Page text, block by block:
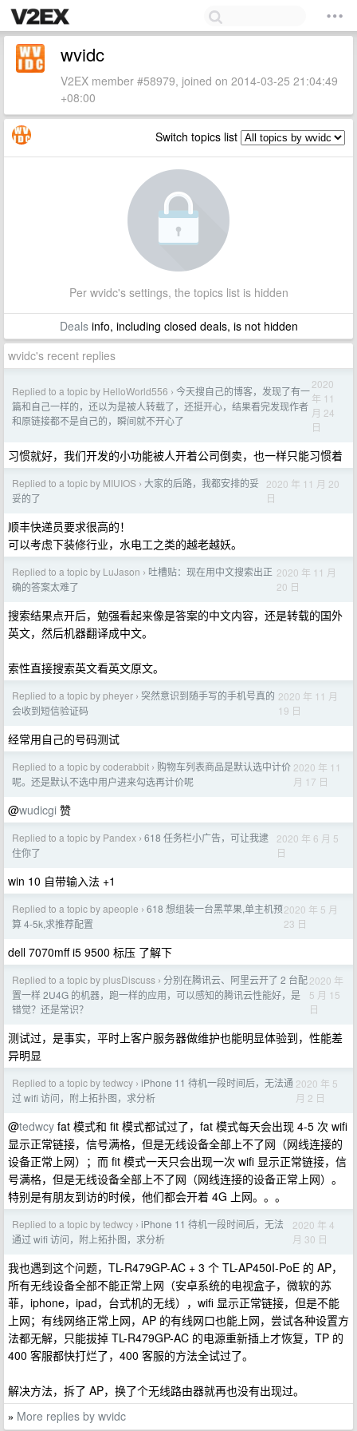
wvidc
V2EX member #58979, joined on 2014-03-25 21:04:49
+08:00
Switch topics list
Per wvidc's settings, the topics list is hidden
Dealsinfo, including closed deals, is not hidden
wvidc's recent replies
Replied to a topic by HelloWorld556 › 今天搜自己的博客，发现了有一
篇和自己一样的，还以为是被人转载了，还挺开心，结果看完发现作者
和原链接都不是自己的，瞬间就不开心了
2020
年 11
月 24
日
习惯就好，我们开发的小功能被人开着公司倒卖，也一样只能习惯着
Replied to a topic by MIUIOS › 大家的后路，我都安排的妥
妥的了
2020 年 11 月 20
日
顺丰快递员要求很高的！
可以考虑下装修行业，水电工之类的越老越妖。
Replied to a topic by LuJason › 吐槽贴：现在用中文搜索出正
确的答案太难了
2020 年 11 月
20 日
搜索结果点开后，勉强看起来像是答案的中文内容，还是转载的国外
英文，然后机器翻译成中文。
索性直接搜索英文看英文原文。
Replied to a topic by pheyer › 突然意识到随手写的手机号真的
会收到短信验证码
2020 年 11 月
19 日
经常用自己的号码测试
Replied to a topic by coderabbit › 购物车列表商品是默认选中计价
呢。还是默认不选中用户进来勾选再计价呢
2020 年 11
月 17 日
@wudicgi 赞
Replied to a topic by Pandex › 618 任务栏小广告，可让我逮
住你了
2020 年 6 月 5
日
win 10 自带输入法 +1
Replied to a topic by apeople › 618 想组装一台黑苹果,单主机预
算 4-5k,求推荐配置
2020 年 5 月
23 日
dell 7070mff i5 9500 标压 了解下
Replied to a topic by plusDiscuss › 分别在腾讯云、阿里云开了 2 台配
置一样 2U4G 的机器，跑一样的应用，可以感知的腾讯云性能好，是
错觉？还是常识？
2020 年
5 月 15
日
测试过，是事实，平时上客户服务器做维护也能明显体验到，性能差
异明显
Replied to a topic by tedwcy › iPhone 11 待机一段时间后，无法通
过 wifi 访问，附上拓扑图，求分析
2020 年 5
月 2 日
@tedwcy fat 模式和 fit 模式都试过了，fat 模式每天会出现 4-5 次 wifi
显示正常链接，信号满格，但是无线设备全部上不了网（网线连接的
设备正常上网）；而 fit 模式一天只会出现一次 wifi 显示正常链接，信
号满格，但是无线设备全部上不了网（网线连接的设备正常上网）。
特别是有朋友到访的时候，他们都会开着 4G 上网。。。
Replied to a topic by tedwcy › iPhone 11 待机一段时间后，无法
通过 wifi 访问，附上拓扑图，求分析
2020 年 4
月 30 日
我也遇到这个问题，TL-R479GP-AC + 3 个 TL-AP450I-PoE 的 AP，
所有无线设备全部不能正常上网（安卓系统的电视盒子，微软的苏
菲，iphone，ipad，台式机的无线），wifi 显示正常链接，但是不能
上网；有线网络正常上网，AP 的有线网口也能上网，尝试各种设置方
法都无解，只能拔掉 TL-R479GP-AC 的电源重新插上才恢复，TP 的
400 客服都快打烂了，400 客服的方法全试过了。
解决方法，拆了 AP，换了个无线路由器就再也没有出现过。
» More replies by wvidc